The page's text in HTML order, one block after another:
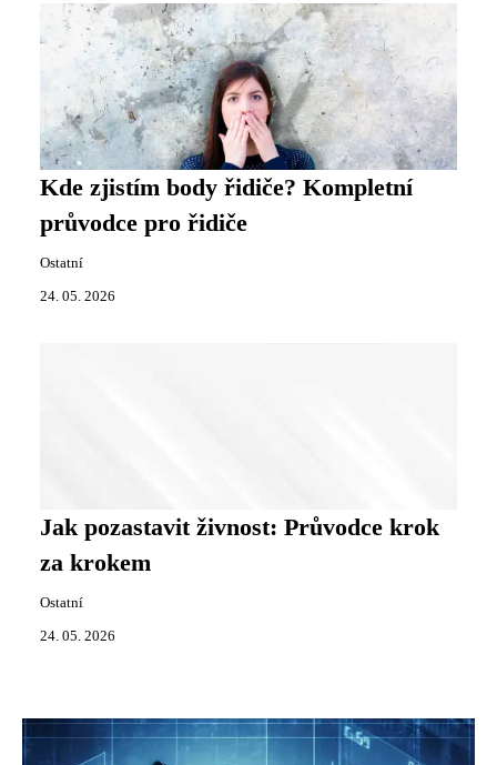
Kde zjistím body řidiče? Kompletní
průvodce pro řidiče
Ostatní
24. 05. 2026
Jak pozastavit živnost: Průvodce krok
za krokem
Ostatní
24. 05. 2026